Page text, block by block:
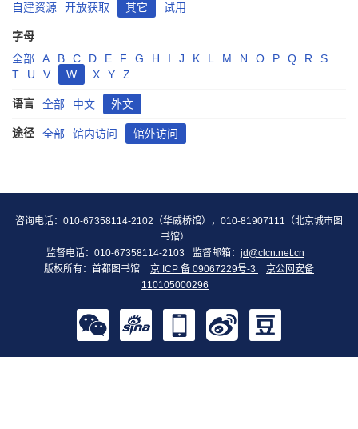
自建资源
开放获取 其它 试用
字母
全部
A B C D E F G H I J K L M N O P Q R
S
T
U V W X Y Z
语言 全部 中文 外文
途径 全部 馆内访问 馆外访问
咨询电话：010-67358114-2102（华威桥馆），010-81907111（北京城市图
书馆）
监督电话：010-67358114-2103
监督邮箱： jd@clcn.net.cn
版权所有：首都图书馆
京 ICP 备 09067229号-3
京公网安备
110105000296